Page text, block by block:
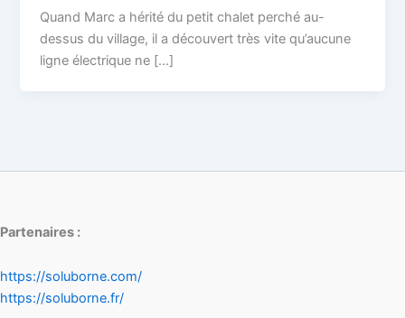
Quand Marc a hérité du petit chalet perché au-
dessus du village, il a découvert très vite qu’aucune
ligne électrique ne […]
Partenaires :
https://soluborne.com/
https://soluborne.fr/